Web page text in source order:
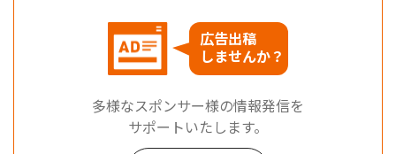
広告出稿
しませんか？
多様なスポンサー様の情報発信を
サポートいたします。